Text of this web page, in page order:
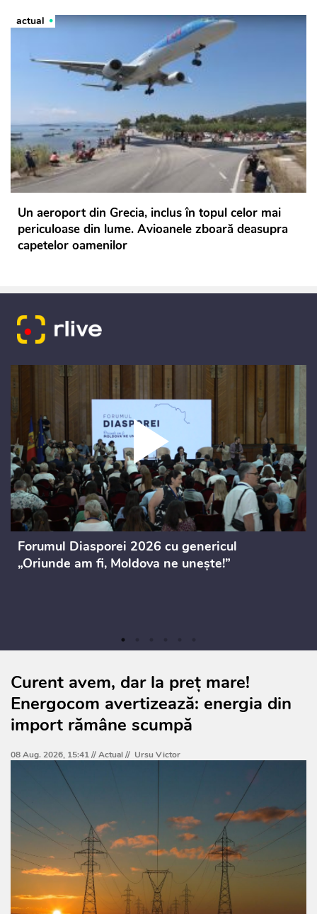
actual
Un aeroport din Grecia, inclus în topul celor mai
periculoase din lume. Avioanele zboară deasupra
capetelor oamenilor
Forumul Diasporei 2026 cu genericul
„Oriunde am fi, Moldova ne unește!”
Curent avem, dar la preț mare!
Energocom avertizează: energia din
import rămâne scumpă
08 Aug. 2026, 15:41 //Actual// Ursu Victor